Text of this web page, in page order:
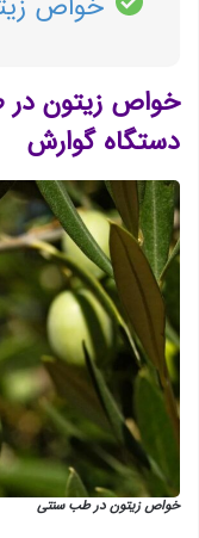
خواص زیتون در
دستگاه گوارش
خواص زیتون در طب سنتی